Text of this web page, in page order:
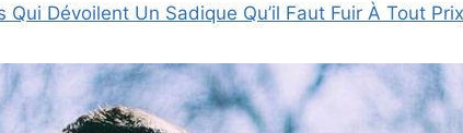
Qui Dévoilent Un Sadique Qu’il Faut Fuir À Tout Prix